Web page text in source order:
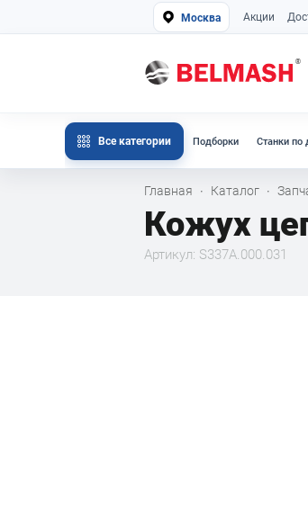
Москва Акции
Все категории Подборки Станки по
Главная · Каталог ·
Кожух
Артикул: S337A.000.031